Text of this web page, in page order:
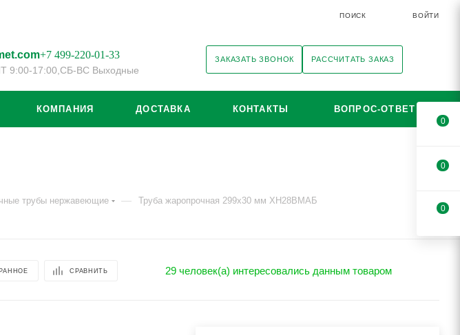
ПОИСК ВОЙТИ
+7 499-220-01-33
9:00-17:00, СБ-ВС Выходные
ЗАКАЗАТЬ ЗВОНОК РАССЧИТАТЬ ЗАКАЗ
КОМПАНИЯ ДОСТАВКА КОНТАКТЫ ВОПРОС-ОТВЕТ
трубы нержавеющие — Труба жаропрочная 299х30 мм ХН28ВМАБ
СРАВНИТЬ 29 человек(а) интересовались данным товаром
0
0
0